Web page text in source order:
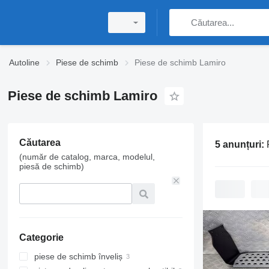
Autoline Piese de schimb Piese de schimb Lamiro
Piese de schimb Lamiro
Căutarea
(număr de catalog, marca, modelul,
piesă de schimb)
Categorie
piese de schimb înveliș
5 anunțuri: